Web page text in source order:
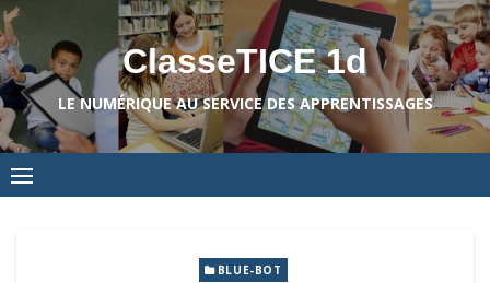
Skip
to
content
ClasseTICE 1d
LE NUMÉRIQUE AU SERVICE DES APPRENTISSAGES
BLUE-BOT